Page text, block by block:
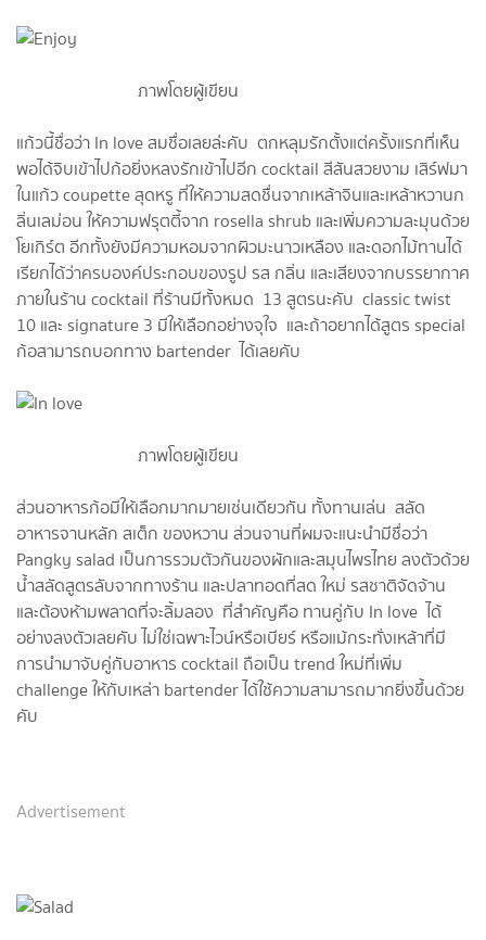
ภาพโดยผู้เขียน
แก้วนี้ชื่อว่า In love สมชื่อเลยล่ะคับ ตกหลุมรักตั้งแต่ครั้งแรกที่เห็น
พอได้จิบเข้าไปก้อยิ่งหลงรักเข้าไปอีก cocktail สีสันสวยงาม เสิร์ฟมา
ในแก้ว coupette สุดหรู ที่ให้ความสดชื่นจากเหล้าจินและเหล้าหวานก
ลิ่นเลม่อน ให้ความฟรุตตี้จาก rosella shrub และเพิ่มความละมุนด้วย
โยเกิร์ต อีกทั้งยังมีความหอมจากผิวมะนาวเหลือง และดอกไม้ทานได้
เรียกได้ว่าครบองค์ประกอบของรูป รส กลิ่น และเสียงจากบรรยากาศ
ภายในร้าน cocktail ที่ร้านมีทั้งหมด 13 สูตรนะคับ classic twist
10 และ signature 3 มีให้เลือกอย่างจุใจ และถ้าอยากได้สูตร special
ก้อสามารถบอกทาง bartender ได้เลยคับ
ภาพโดยผู้เขียน
ส่วนอาหารก้อมีให้เลือกมากมายเช่นเดียวกัน ทั้งทานเล่น สลัด
อาหารจานหลัก สเต็ก ของหวาน ส่วนจานที่ผมจะแนะนำมีชื่อว่า
Pangky salad เป็นการรวมตัวกันของผักและสมุนไพรไทย ลงตัวด้วย
น้ำสลัดสูตรลับจากทางร้าน และปลาทอดที่สด ใหม่ รสชาติจัดจ้าน
และต้องห้ามพลาดที่จะลิ้มลอง ที่สำคัญคือ ทานคู่กับ In love ได้
อย่างลงตัวเลยคับ ไม่ใช่เฉพาะไวน์หรือเบียร์ หรือแม้กระทั่งเหล้าที่มี
การนำมาจับคู่กับอาหาร cocktail ถือเป็น trend ใหม่ที่เพิ่ม
challenge ให้กับเหล่า bartender ได้ใช้ความสามารถมากยิ่งขึ้นด้วย
คับ
Advertisement